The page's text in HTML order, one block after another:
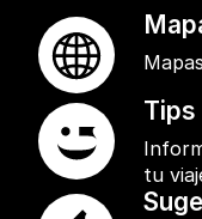
Tips
tu